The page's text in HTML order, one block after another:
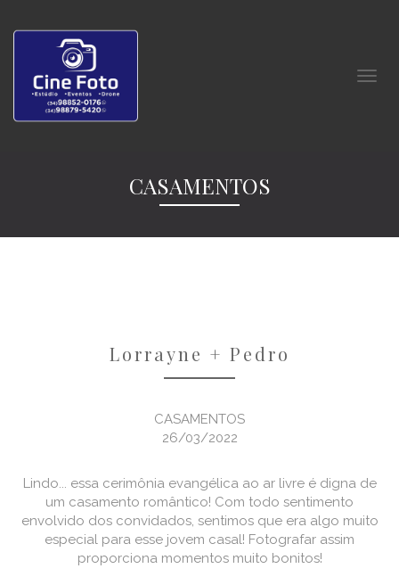
CASAMENTOS
Lorrayne + Pedro
CASAMENTOS
26/03/2022
Lindo... essa cerimônia evangélica ao ar livre é digna de
um casamento romântico! Com todo sentimento
envolvido dos convidados, sentimos que era algo muito
especial para esse jovem casal! Fotografar assim
proporciona momentos muito bonitos!